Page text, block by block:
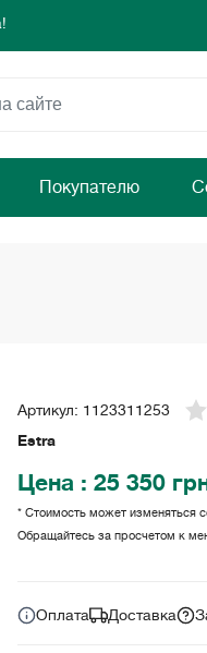
для комфорта и уюта
для комфорта и уюта
Покупателю
Артикул: 1123311253
Estra
Цена : 25 350
* Стоимость может изменяться
Обращайтесь за просчетом к
Оплата Доставка